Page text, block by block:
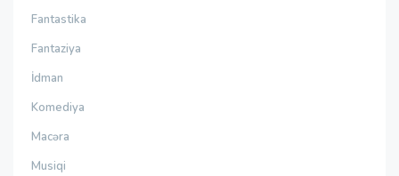
Fantastika
Fantaziya
İdman
Komediya
Macəra
Musiqi